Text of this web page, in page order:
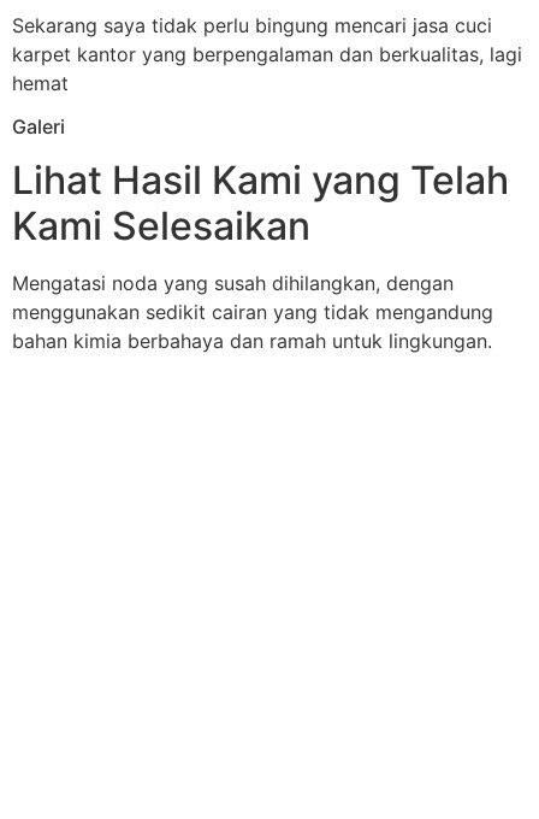
Sekarang saya tidak perlu bingung mencari jasa cuci
karpet kantor yang berpengalaman dan berkualitas, lagi
hemat
Galeri
Lihat Hasil Kami yang Telah
Kami Selesaikan
Mengatasi noda yang susah dihilangkan, dengan
menggunakan sedikit cairan yang tidak mengandung
bahan kimia berbahaya dan ramah untuk lingkungan.